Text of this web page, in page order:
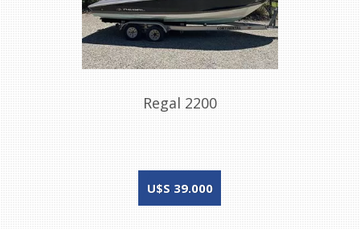
Regal 2200
U$S 39.000